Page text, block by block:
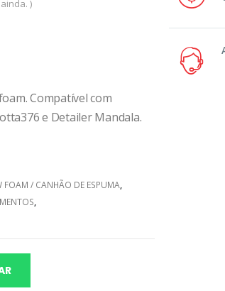
)
Compatível com
e Detailer Mandala.
FOAM / CANHÃO DE ESPUMA,
,